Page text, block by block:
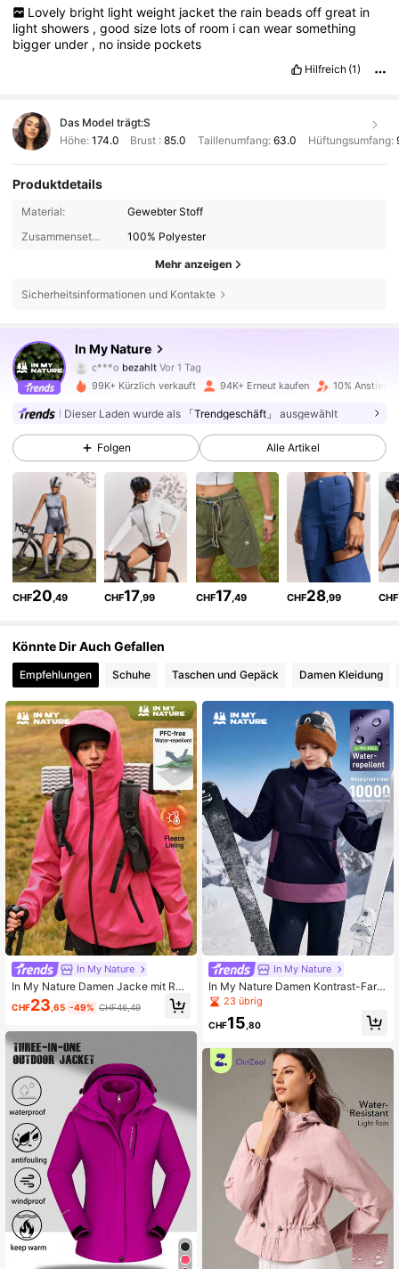
Lovely bright light weight jacket the rain beads off great in
lightshowers ,goodsize lotsof room icanwearsomething
bigger under , no inside pockets
Hilfreich (1)
Das Model trägt:S
Höhe: 174.0 Brust :85.0 Taillenumfang: 63.0 Hüftungsumfang:
Produktdetails
Material:
Gewebter Stoff
Zusammensetzung:
100% Polyester
Mehr anzeigen
Sicherheitsinformationen und Kontakte
In My Nature
c***obezahltVor 1 Tag
g***e istVor 4 Stundengefolgt
4,82 217K Follower
217K Follower
4,82 217K Follower
4,82 217K Follower
4,82 217K Follower
4,82 217K Follower
4,82 217K Follower
99K+ Kürzlich verkauft 94K+ Erneut kaufen 10% Anstieg
Dieser Laden wurde als 「Trendgeschäft」 ausgewählt
Folgen Alle Artikel
CHF20,49 CHF17,99 CHF17,49 CHF28,99 CHF
Könnte Dir Auch Gefallen
Empfehlungen Schuhe Taschen und Gepäck Damen Kleidung
In My Nature
In My Nature Damen Jacke mit Rei
ßverschluss, wasserdicht, mit Kapu
ze, einfarbig, für den Outdoor-Gebr
CHF23,65 -49% CHF46,49
In My Nature
In My Nature Damen Kontrast-Farb
block Kapuzen Outdoor Regenjack
e
23 übrig
CHF15 ,80